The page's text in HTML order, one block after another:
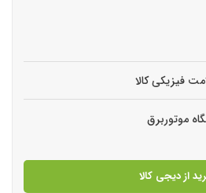
فیزیکی کالا
موتوربرق
از دیجی کالا